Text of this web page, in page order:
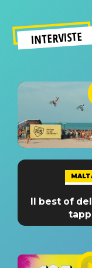
INTERVISTE
Il best of